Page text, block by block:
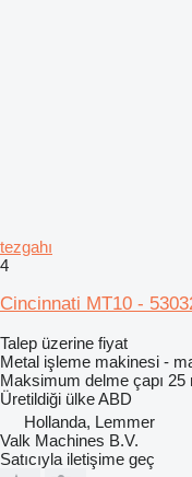
tezgahı
4
Cincinnati MT10 -
Talep üzerine fiyat
Metal işleme makinesi -
Maksimum delme çapı 25
Üretildiği ülkeABD
Hollanda, Lemmer
Valk Machines B.V.
Satıcıyla iletişime geç